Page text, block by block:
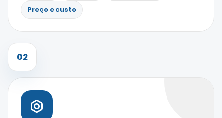
Preço e custo
02